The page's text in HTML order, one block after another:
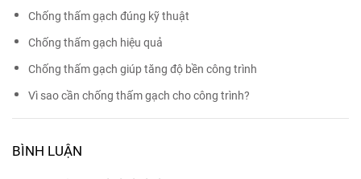
Chống thấm gạch đúng kỹ thuật
Chống thấm gạch hiệu quả
Chống thấm gạch giúp tăng độ bền công trình
Vì sao cần chống thấm gạch cho công trình?
BÌNH LUẬN